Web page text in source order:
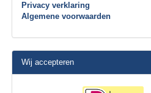
Privacy verklaring
Algemene voorwaarden
Wij accepteren